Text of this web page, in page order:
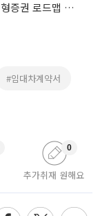
STO 하위법규 예상안, 풀링·거래한도·정형증권 로드맵 제시
#임대차계약서
추가취재 원해요
0